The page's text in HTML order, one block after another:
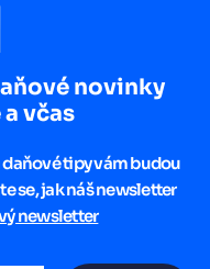
novinky
včas
tipy vám budou
se, jak náš newsletter
newsletter